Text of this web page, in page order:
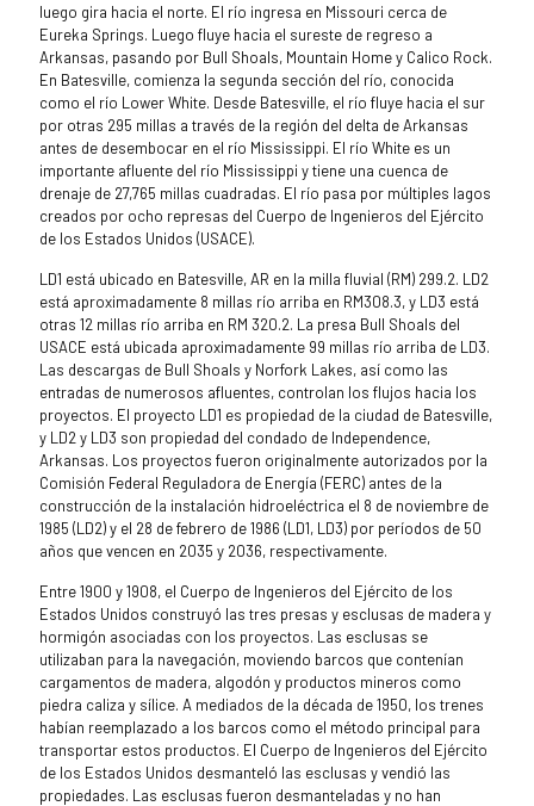
luego gira hacia el norte. El río ingresa en Missouri cerca de
Eureka Springs. Luego fluye hacia el sureste de regreso a
Arkansas, pasando por Bull Shoals, Mountain Home y Calico Rock.
En Batesville, comienza la segunda sección del río, conocida
como el río Lower White. Desde Batesville, el río fluye hacia el sur
por otras 295 millas a través de la región del delta de Arkansas
antes de desembocar en el río Mississippi. El río White es un
importante afluente del río Mississippi y tiene una cuenca de
drenaje de 27,765 millas cuadradas. El río pasa por múltiples lagos
creados por ocho represas del Cuerpo de Ingenieros del Ejército
de los Estados Unidos (USACE).
LD1 está ubicado en Batesville, AR en la milla fluvial (RM) 299.2. LD2
está aproximadamente 8 millas río arriba en RM308.3, y LD3 está
otras 12 millas río arriba en RM 320.2. La presa Bull Shoals del
USACE está ubicada aproximadamente 99 millas río arriba de LD3.
Las descargas de Bull Shoals y Norfork Lakes, así como las
entradas de numerosos afluentes, controlan los flujos hacia los
proyectos. El proyecto LD1 es propiedad de la ciudad de Batesville,
y LD2 y LD3 son propiedad del condado de Independence,
Arkansas. Los proyectos fueron originalmente autorizados por la
Comisión Federal Reguladora de Energía (FERC) antes de la
construcción de la instalación hidroeléctrica el 8 de noviembre de
1985 (LD2) y el 28 de febrero de 1986 (LD1, LD3) por períodos de 50
años que vencen en 2035 y 2036, respectivamente.
Entre 1900 y 1908, el Cuerpo de Ingenieros del Ejército de los
Estados Unidos construyó las tres presas y esclusas de madera y
hormigón asociadas con los proyectos. Las esclusas se
utilizaban para la navegación, moviendo barcos que contenían
cargamentos de madera, algodón y productos mineros como
piedra caliza y sílice. A mediados de la década de 1950, los trenes
habían reemplazado a los barcos como el método principal para
transportar estos productos. El Cuerpo de Ingenieros del Ejército
de los Estados Unidos desmanteló las esclusas y vendió las
propiedades. Las esclusas fueron desmanteladas y no han